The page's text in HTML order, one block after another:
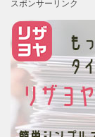
スポンサーリンク